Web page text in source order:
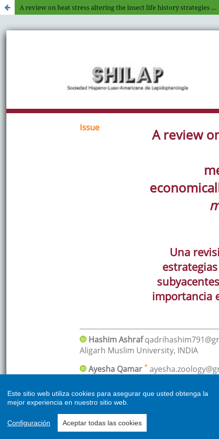
A review on heat stress altering the insect life history strategies and underlying mechanisms: Special reference to an economically important Lepidoptera, Bombyx mori (Linnaeus, 1758) (Lepidoptera: Bombycidae)
Este sitio web utiliza cookies para asegurar que usted obtenga la
mejor experiencia en nuestro sitio web.
Configuración Aceptar todas las cookies